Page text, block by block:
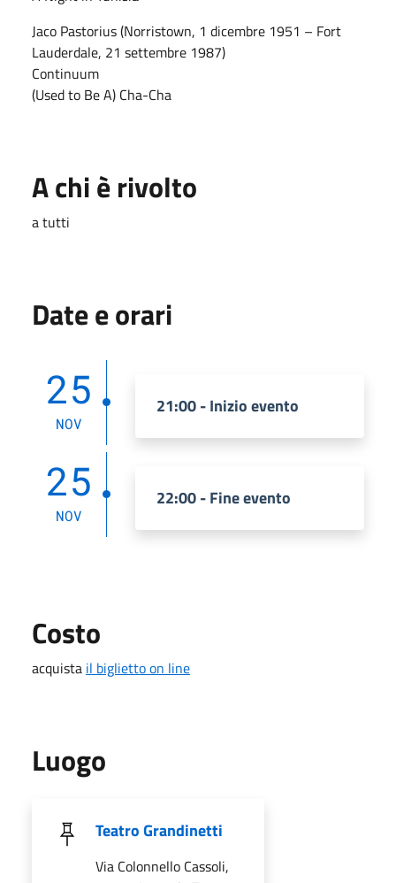
Jaco Pastorius (Norristown, 1 dicembre 1951 – Fort
Lauderdale, 21 settembre 1987)
Continuum
(Used to Be A) Cha-Cha
A chi è rivolto
a tutti
Date e orari
25
NOV
21:00 - Inizio evento
25
NOV
22:00 - Fine evento
Costo
acquista il biglietto on line
Luogo
Teatro Grandinetti
Via Colonnello Cassoli,